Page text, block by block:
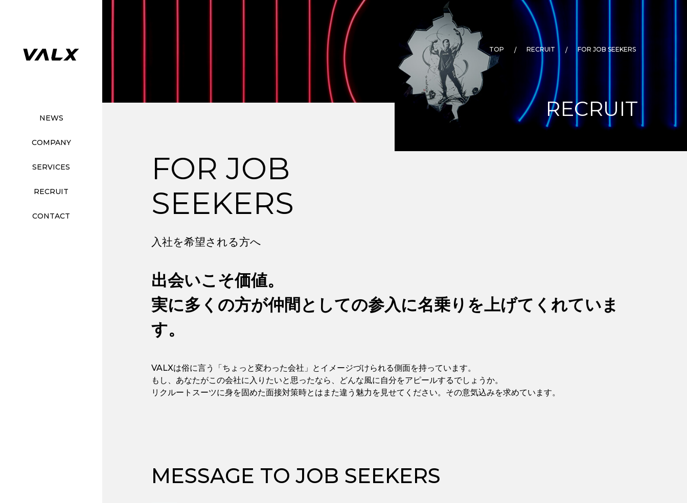
NEWS
COMPANY
SERVICES
RECRUIT
CONTACT
TOP RECRUIT FOR JOB SEEKERS
RECRUIT
FOR JOB
SEEKERS
入社を希望される方へ
出会いこそ価値。
実に多くの方が仲間としての参入に名乗りを上げてくれていま
す。
VALXは俗に言う「ちょっと変わった会社」とイメージづけられる側面を持っています。
もし、あなたがこの会社に入りたいと思ったなら、どんな風に自分をアピールするでしょうか。
リクルートスーツに身を固めた面接対策時とはまた違う魅力を見せてください。その意気込みを求めています。
MESSAGE TO JOB SEEKERS